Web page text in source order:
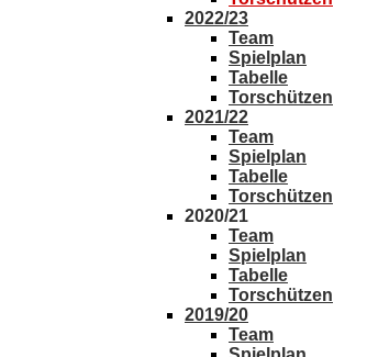
2022/23
Team
Spielplan
Tabelle
Torschützen
2021/22
Team
Spielplan
Tabelle
Torschützen
2020/21
Team
Spielplan
Tabelle
Torschützen
2019/20
Team